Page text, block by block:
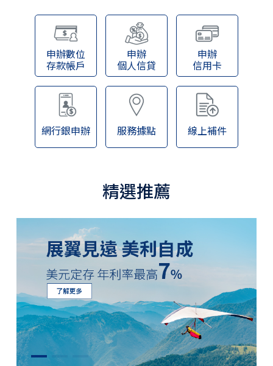
申辦數位
存款帳戶
申辦
個人信貸
申辦
信用卡
網行銀申辦 服務據點 線上補件
精選推薦